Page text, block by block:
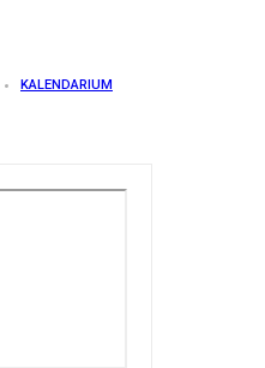
KALENDARIUM